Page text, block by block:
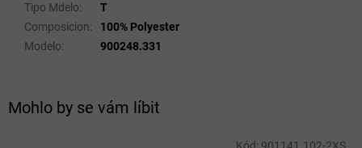
Mohlo by se vám líbit
Kód: 901141.102-2XS
Tipo Mdelo:
T
Composicion:
100% Polyester
Modelo: 900248.331